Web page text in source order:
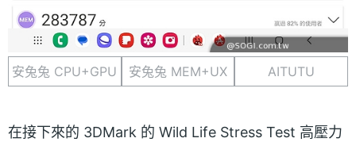
安兔兔 CPU+GPU 安兔兔 MEM+UX AITUTU
在接下來的 3DMark 的 Wild Life Stress Test 高壓力